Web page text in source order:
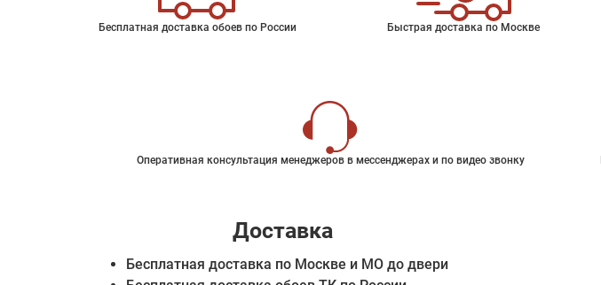
Бесплатная доставка обоев по России Быстрая доставка по Москве
Оперативная консультация менеджеров в мессенджерах и по видео звонку
Доставка
Бесплатная доставка по Москве и МО до двери